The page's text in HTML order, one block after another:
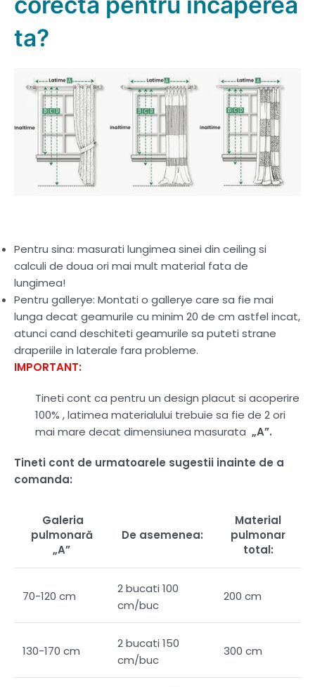
ta?
Pentru sina: masurati lungimea sinei din ceiling si
calculi de doua ori mai mult material fata de
lungimea!
Pentru gallerye: Montati o gallerye care sa fie mai
lunga decat geamurile cu minim 20 de cm astfel incat,
atunci cand deschiteti geamurile sa puteti strane
draperiile in laterale fara probleme.
IMPORTANT:
Tineti cont ca pentru un design placut si acoperire
100% , latimea materialului trebuie sa fie de 2 ori
mai mare decat dimensiunea masurata „A”.
Tineti cont de urmatoarele sugestii inainte de a
comanda:
Galeria
pulmonară
„A”
De asemenea:
Material
pulmonar
total:
70-120 cm
2 bucati 100
cm/buc
200 cm
130-170 cm
2 bucati 150
cm/buc
300 cm